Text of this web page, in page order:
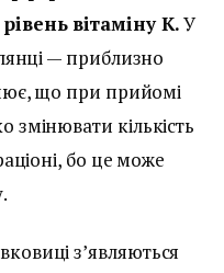
вітаміну К.У
— приблизно
що при прийомі
змінювати кількість
бо це може
з’являються